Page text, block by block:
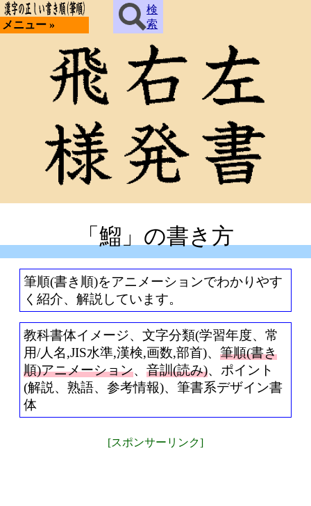
メニュー »
検
索
「鰡」の書き方
筆順(書き順)をアニメーションでわかりやす
く紹介、解説しています。
教科書体イメージ、文字分類(学習年度、常
用/人名,JIS水準,漢検,画数,部首)、 筆順(書き
順)アニメーション、 音訓(読み)、ポイント
(解説、熟語、参考情報)、筆書系デザイン書
体
[スポンサーリンク]